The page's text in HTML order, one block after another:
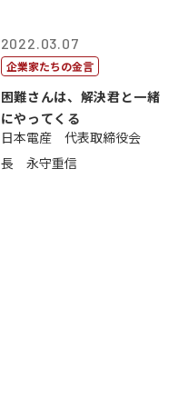
2022.03.07
企業家たちの金言
困難さんは、解決君と一緒
にやってくる
日本電産 代表取締役会
長 永守重信